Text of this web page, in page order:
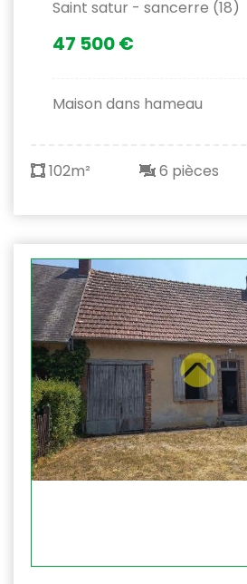
Saint satur - sancerre (18)
47 500 €
Maison dans hameau
102m² 6 pièces